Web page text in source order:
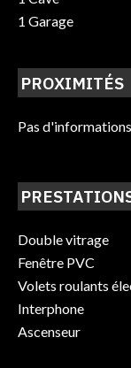
1 Garage
PROXIMITÉS
Pas
Double vitrage
Fenêtre PVC
Volets roulants
Interphone
Ascenseur